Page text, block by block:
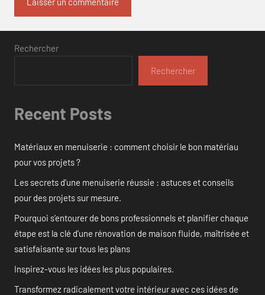
Rechercher
Rechercher
Recent Posts
Matériaux en menuiserie : comment choisir le bon matériau
pour vos projets ?
Les secrets d’une menuiserie réussie : astuces et conseils
pour des projets sur mesure.
Pourquoi s’entourer de bons professionnels et planifier chaque
étape est la clé d’une rénovation de maison fluide, maîtrisée et
satisfaisante sur tous les plans
Inspirez-vous les idées les plus populaires.
Transformez radicalement votre intérieur avec ces idées de